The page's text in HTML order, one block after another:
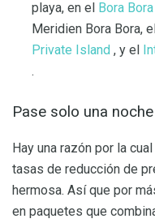
playa, en el Bora
Meridien Bora Bora,
Private Island , y el
.
Pase solo una
Hay una razón por la
tasas de reducción de
hermosa. Así que por
en paquetes que